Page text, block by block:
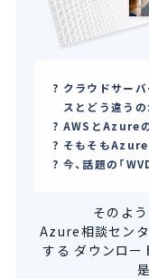
クラウドサー
スとどう違うの
AWSとAzure
そもそもAzure
今、話題の「
そのよ
Azure相談セン
する ダウンロー